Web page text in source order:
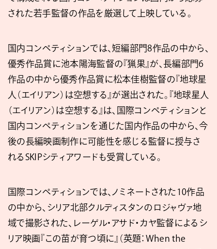
された若手監督の作品を厳選して上映している。
国内コンペティションでは、短編部門8作品の中から、
優秀作品賞に池本陽海監督の『猟果』が、長編部門6
作品の中から優秀作品賞に松本佳樹監督の『地球星
人（エイリアン）は空想する』が選出された。『地球星人
（エイリアン）は空想する』は、国際コンペティションと
国内コンペティションを通じた国内作品の中から、今
後の長編映画制作に可能性を感じる監督に授与さ
れるSKIPシティアワードも受賞している。
国際コンペティションでは、ノミネートされた10作品
の中から、シリア北部クルディスタンのロジャヴァ地
域で撮影された、レーゲル・アサド・カヤ監督によるシ
リア映画『この苗が育つ頃に』（英題：When the